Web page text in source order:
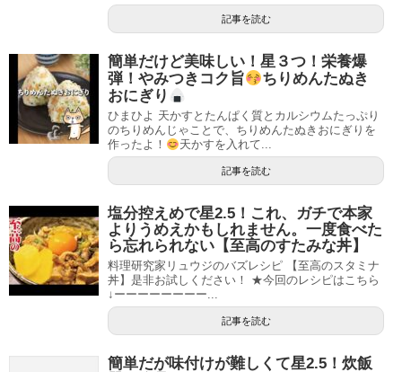
記事を読む
簡単だけど美味しい！星３つ！栄養爆
弾！やみつきコク旨
ちりめんたぬき
おにぎり
ひまひよ 天かすとたんぱく質とカルシウムたっぷり
のちりめんじゃことで、ちりめんたぬきおにぎりを
作ったよ！
天かすを入れて...
記事を読む
塩分控えめで星2.5！これ、ガチで本家
よりうめえかもしれません。一度食べた
ら忘れられない【至高のすたみな丼】
料理研究家リュウジのバズレシピ 【至高のスタミナ
丼】是非お試しください！ ★今回のレシピはこちら
↓ーーーーーーーー...
記事を読む
簡単だが味付けが難しくて星2.5！炊飯